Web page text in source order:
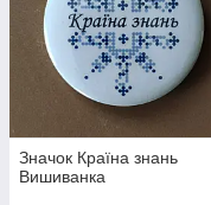
Значок Країна знань
Вишиванка